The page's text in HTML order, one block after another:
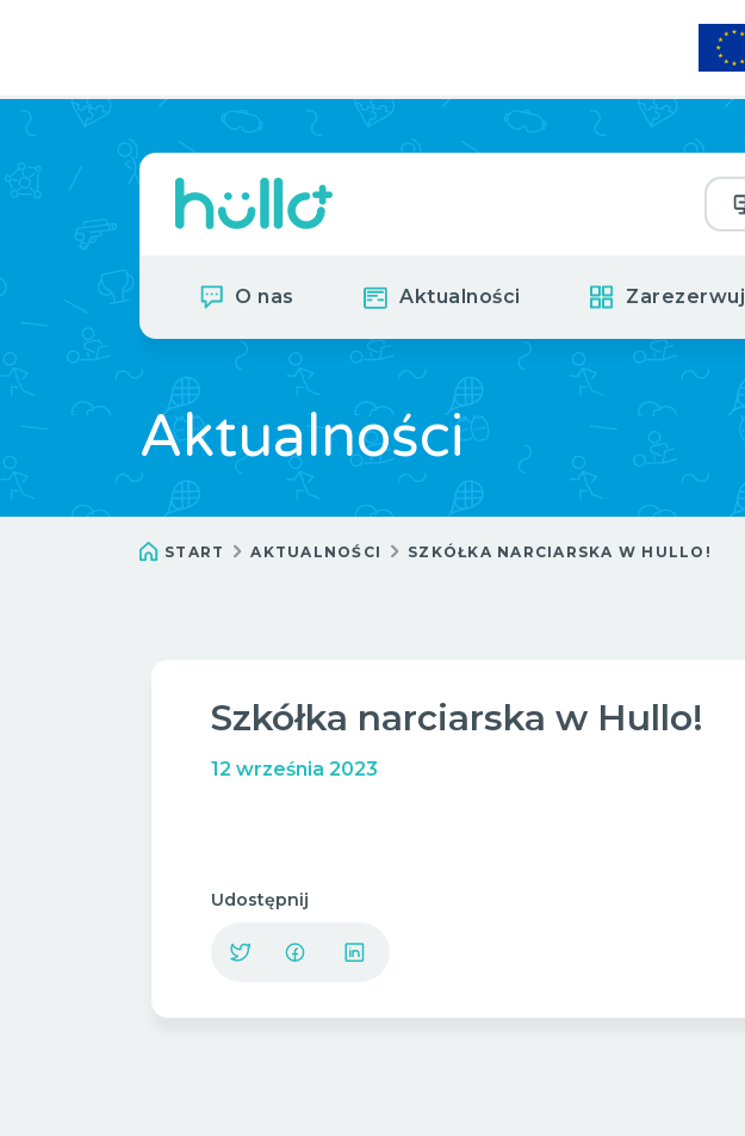
O nas Aktualności Zarezerwuj
Aktualności
START AKTUALNOŚCI SZKÓŁKA NARCIARSKA W HULLO!
Szkółka narciarska w Hullo!
12 września 2023
Udostępnij